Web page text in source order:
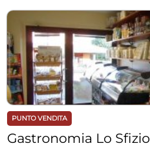
PUNTO VENDITA
Gastronomia Lo Sfizio